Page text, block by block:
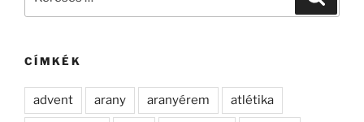
CÍMKÉK
advent arany aranyérem atlétika